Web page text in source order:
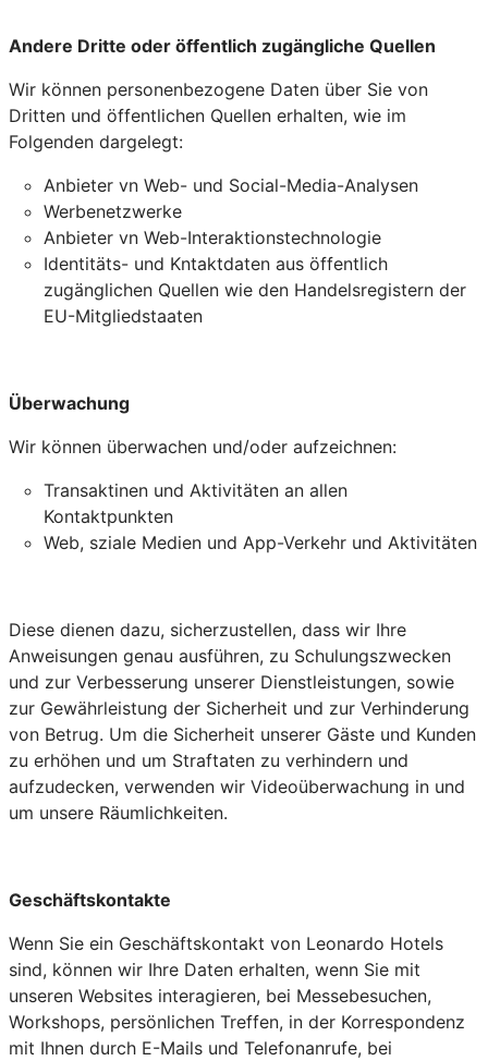
Andere Dritte oder öffentlich zugängliche Quellen
Wir können personenbezogene Daten über Sie von
Dritten und öffentlichen Quellen erhalten, wie im
Folgenden dargelegt:
Anbieter vn Web- und Social-Media-Analysen
Werbenetzwerke
Anbieter vn Web-Interaktionstechnologie
Identitäts- und Kntaktdaten aus öffentlich
zugänglichen Quellen wie den Handelsregistern der
EU-Mitgliedstaaten
Überwachung
Wir können überwachen und/oder aufzeichnen:
Transaktinen und Aktivitäten an allen
Kontaktpunkten
Web, sziale Medien und App-Verkehr und Aktivitäten
Diese dienen dazu, sicherzustellen, dass wir Ihre
Anweisungen genau ausführen, zu Schulungszwecken
und zur Verbesserung unserer Dienstleistungen, sowie
zur Gewährleistung der Sicherheit und zur Verhinderung
von Betrug. Um die Sicherheit unserer Gäste und Kunden
zu erhöhen und um Straftaten zu verhindern und
aufzudecken, verwenden wir Videoüberwachung in und
um unsere Räumlichkeiten.
Geschäftskontakte
Wenn Sie ein Geschäftskontakt von Leonardo Hotels
sind, können wir Ihre Daten erhalten, wenn Sie mit
unseren Websites interagieren, bei Messebesuchen,
Workshops, persönlichen Treffen, in der Korrespondenz
mit Ihnen durch E-Mails und Telefonanrufe, bei